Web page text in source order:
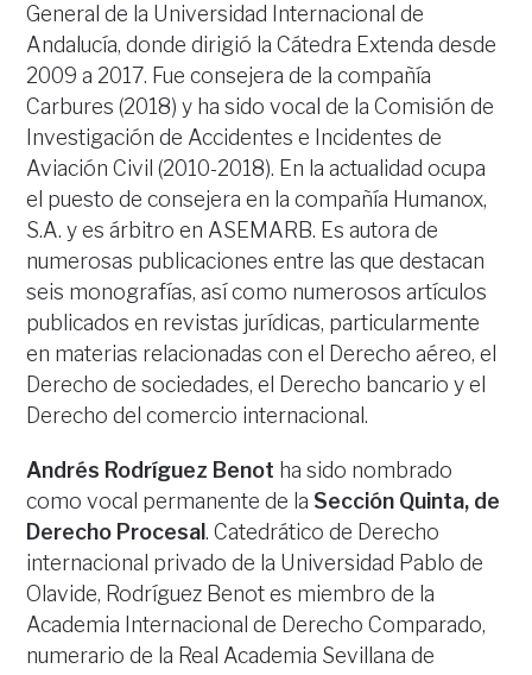
General de la Universidad Internacional de
Andalucía, donde dirigió la Cátedra Extenda desde
2009 a 2017. Fue consejera de la compañía
Carbures (2018) y ha sido vocal de la Comisión de
Investigación de Accidentes e Incidentes de
Aviación Civil (2010-2018). En la actualidad ocupa
el puesto de consejera en la compañía Humanox,
S.A. y es árbitro en ASEMARB. Es autora de
numerosas publicaciones entre las que destacan
seis monografías, así como numerosos artículos
publicados en revistas jurídicas, particularmente
en materias relacionadas con el Derecho aéreo, el
Derecho de sociedades, el Derecho bancario y el
Derecho del comercio internacional.
Andrés Rodríguez Benot ha sido nombrado
como vocal permanente de la Sección Quinta, de
Derecho Procesal. Catedrático de Derecho
internacional privado de la Universidad Pablo de
Olavide, Rodríguez Benot es miembro de la
Academia Internacional de Derecho Comparado,
numerario de la Real Academia Sevillana de